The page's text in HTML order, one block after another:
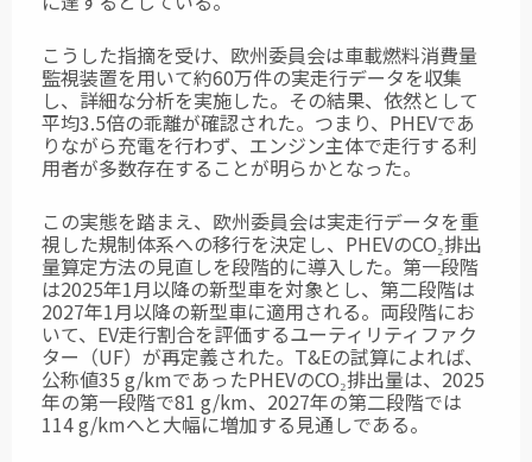
こうした指摘を受け、欧州委員会は車載燃料消費量
監視装置を用いて約60万件の実走行データを収集
し、詳細な分析を実施した。その結果、依然として
平均3.5倍の乖離が確認された。つまり、PHEVであ
りながら充電を行わず、エンジン主体で走行する利
用者が多数存在することが明らかとなった。
この実態を踏まえ、欧州委員会は実走行データを重
視した規制体系への移行を決定し、PHEVのCO₂排出
量算定方法の見直しを段階的に導入した。第一段階
は2025年1月以降の新型車を対象とし、第二段階は
2027年1月以降の新型車に適用される。両段階にお
いて、 EV走行割合を評価するユーティリティファク
ター（UF）が再定義された。T&Eの試算によれば、
公称値35 g/kmであったPHEVのCO₂排出量は、2025
年の第一段階で81 g/km、2027年の第二段階では
114 g/kmへと大幅に増加する見通しである。